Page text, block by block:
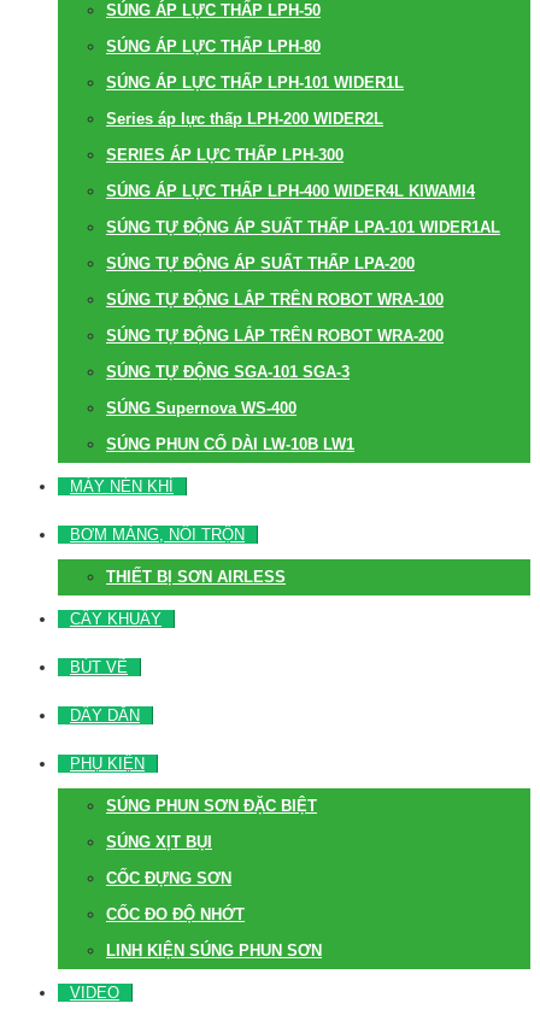
SÚNG ÁP LỰC THẤP LPH-50
SÚNG ÁP LỰC THẤP LPH-80
SÚNG ÁP LỰC THẤP LPH-101 WIDER1L
Series áp lực thấp LPH-200 WIDER2L
SERIES ÁP LỰC THẤP LPH-300
SÚNG ÁP LỰC THẤP LPH-400 WIDER4L KIWAMI4
SÚNG TỰ ĐỘNG ÁP SUẤT THẤP LPA-101 WIDER1AL
SÚNG TỰ ĐỘNG ÁP SUẤT THẤP LPA-200
SÚNG TỰ ĐỘNG LẮP TRÊN ROBOT WRA-100
SÚNG TỰ ĐỘNG LẮP TRÊN ROBOT WRA-200
SÚNG TỰ ĐỘNG SGA-101 SGA-3
SÚNG Supernova WS-400
SÚNG PHUN CỔ DÀI LW-10B LW1
MÁY NÉN KHÍ
BƠM MÀNG, NỒI TRỘN
THIẾT BỊ SƠN AIRLESS
CÂY KHUẤY
BÚT VẼ
DÂY DẪN
PHỤ KIỆN
SÚNG PHUN SƠN ĐẶC BIỆT
SÚNG XỊT BỤI
CỐC ĐỰNG SƠN
CỐC ĐO ĐỘ NHỚT
LINH KIỆN SÚNG PHUN SƠN
VIDEO